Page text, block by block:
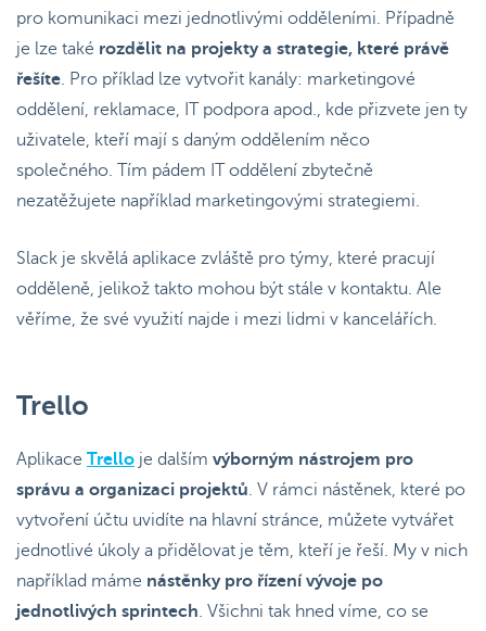
pro komunikaci mezi jednotlivými odděleními. Případně
je lze také rozdělit na projekty a strategie, které právě
řešíte. Pro příklad lze vytvořit kanály: marketingové
oddělení, reklamace, IT podpora apod., kde přizvete jen ty
uživatele, kteří mají s daným oddělením něco
společného. Tím pádem IT oddělení zbytečně
nezatěžujete například marketingovými strategiemi.
Slack je skvělá aplikace zvláště pro týmy, které pracují
odděleně, jelikož takto mohou být stále v kontaktu. Ale
věříme, že své využití najde i mezi lidmi v kancelářích.
Trello
Aplikace Trello je dalším výborným nástrojem pro
správu a organizaci projektů. V rámci nástěnek, které po
vytvoření účtu uvidíte na hlavní stránce, můžete vytvářet
jednotlivé úkoly a přidělovat je těm, kteří je řeší. My v nich
například máme nástěnky pro řízení vývoje po
jednotlivých sprintech. Všichni tak hned víme, co se